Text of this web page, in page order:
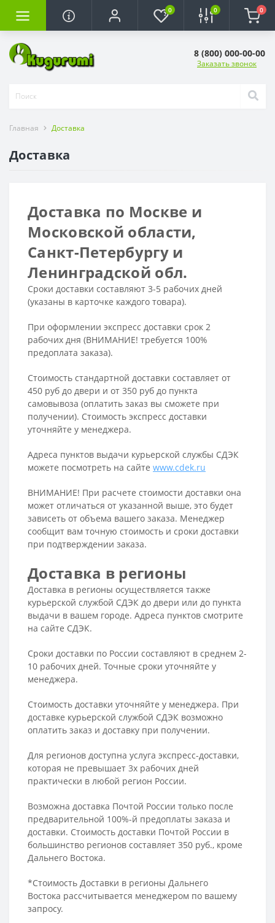
0 0 0
8 (800) 000-00-00
Заказать звонок
Главная Доставка
Доставка
Доставка по Москве и
Московской области,
Санкт-Петербургу и
Ленинградской обл.
Сроки доставки составляют 3-5 рабочих дней
(указаны в карточке каждого товара).
При оформлении экспресс доставки срок 2
рабочих дня (ВНИМАНИЕ! требуется 100%
предоплата заказа).
Стоимость стандартной доставки составляет от
450 руб до двери и от 350 руб до пункта
самовывоза (оплатить заказ вы сможете при
получении). Стоимость экспресс доставки
уточняйте у менеджера.
Адреса пунктов выдачи курьерской службы СДЭК
можете посмотреть на сайте www.cdek.ru
ВНИМАНИЕ! При расчете стоимости доставки она
может отличаться от указанной выше, это будет
зависеть от объема вашего заказа. Менеджер
сообщит вам точную стоимость и сроки доставки
при подтверждении заказа.
Доставка в регионы
Доставка в регионы осуществляется также
курьерской службой СДЭК до двери или до пункта
выдачи в вашем городе. Адреса пунктов смотрите
на сайте СДЭК.
Сроки доставки по России составляют в среднем 2-
10 рабочих дней. Точные сроки уточняйте у
менеджера.
Стоимость доставки уточняйте у менеджера. При
доставке курьерской службой СДЭК возможно
оплатить заказ и доставку при получении.
Для регионов доступна услуга экспресс-доставки,
которая не превышает 3х рабочих дней
практически в любой регион России.
Возможна доставка Почтой России только после
предварительной 100%-й предоплаты заказа и
доставки. Стоимость доставки Почтой России в
большинство регионов составляет 350 руб., кроме
Дальнего Востока.
*Стоимость Доставки в регионы Дальнего
Востока рассчитывается менеджером по вашему
запросу.